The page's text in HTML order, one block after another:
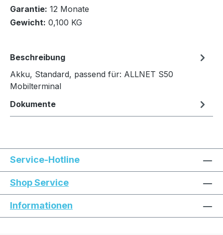
In den Warenkorb
Garantie: 12 Monate
Gewicht: 0,100 KG
Beschreibung
Akku, Standard, passend für: ALLNET S50
Mobilterminal
Dokumente
Service-Hotline
Shop Service
Informationen